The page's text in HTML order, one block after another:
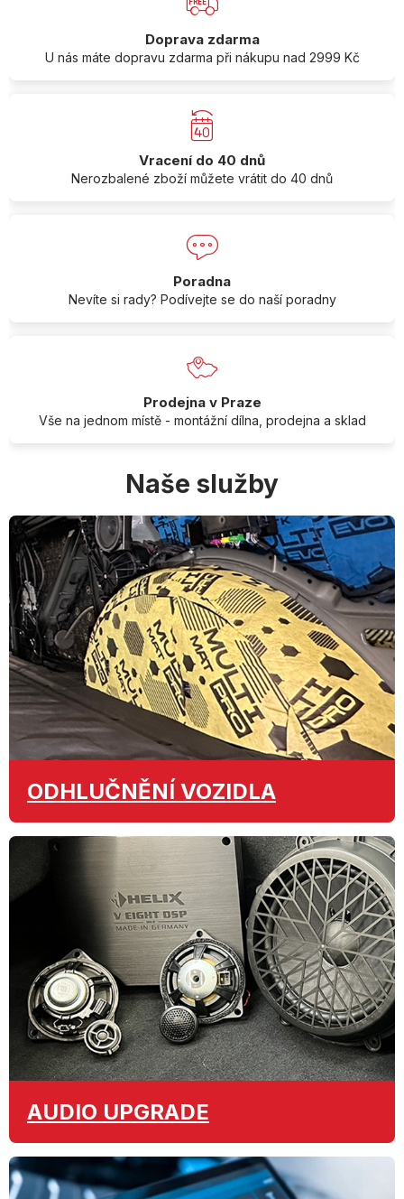
Doprava zdarma
U nás máte dopravu zdarma při nákupu nad 2999 Kč
Vracení do 40 dnů
Nerozbalené zboží můžete vrátit do 40 dnů
Poradna
Nevíte si rady? Podívejte se do naší poradny
Prodejna v Praze
Vše na jednom místě - montážní dílna, prodejna a sklad
Naše služby
ODHLUČNĚNÍ VOZIDLA
AUDIO UPGRADE